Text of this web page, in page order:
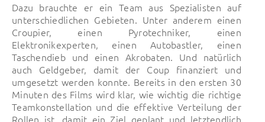
Dazu brauchte er ein Team aus Spezialisten auf
unterschiedlichen Gebieten. Unter anderem einen
Croupier, einen Pyrotechniker, einen
Elektronikexperten, einen Autobastler, einen
Taschendieb und einen Akrobaten. Und natürlich
auch Geldgeber, damit der Coup finanziert und
umgesetzt werden konnte. Bereits in den ersten 30
Minuten des Films wird klar, wie wichtig die richtige
Teamkonstellation und die effektive Verteilung der
Rollen ist, damit ein Ziel geplant und letztendlich